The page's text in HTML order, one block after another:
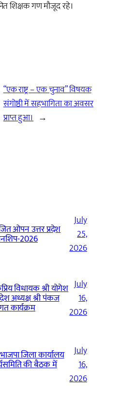
शिक्षक गण मौजूद रहे।
“एक राष्ट्र – एक चुनाव” विषयक
संगोष्ठी में सहभागिता का अवसर
प्राप्त हुआ। →
ओपन उत्तर प्रदेश
2026
July
25,
2026
विधायक श्री योगेश
अध्यक्ष श्री पंकज
कार्यक्रम
July
16,
2026
जिला कार्यालय
की बैठक में
July
16,
2026